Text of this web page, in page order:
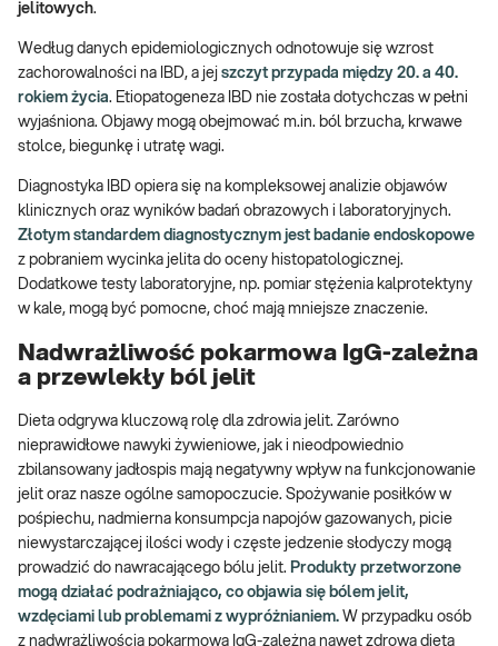
jelitowych.
Według danych epidemiologicznych odnotowuje się wzrost
zachorowalności na IBD, a jej szczyt przypada między 20. a 40.
rokiem życia. Etiopatogeneza IBD nie została dotychczas w pełni
wyjaśniona. Objawy mogą obejmować m.in. ból brzucha, krwawe
stolce, biegunkę i utratę wagi.
Diagnostyka IBD opiera się na kompleksowej analizie objawów
klinicznych oraz wyników badań obrazowych i laboratoryjnych.
Złotym standardem diagnostycznym jest badanie endoskopowe
z pobraniem wycinka jelita do oceny histopatologicznej.
Dodatkowe testy laboratoryjne, np. pomiar stężenia kalprotektyny
w kale, mogą być pomocne, choć mają mniejsze znaczenie.
Nadwrażliwość pokarmowa IgG-zależna
a przewlekły ból jelit
Dieta odgrywa kluczową rolę dla zdrowia jelit. Zarówno
nieprawidłowe nawyki żywieniowe, jak i nieodpowiednio
zbilansowany jadłospis mają negatywny wpływ na funkcjonowanie
jelit oraz nasze ogólne samopoczucie. Spożywanie posiłków w
pośpiechu, nadmierna konsumpcja napojów gazowanych, picie
niewystarczającej ilości wody i częste jedzenie słodyczy mogą
prowadzić do nawracającego bólu jelit. Produkty przetworzone
mogą działać podrażniająco, co objawia się bólem jelit,
wzdęciami lub problemami z wypróżnianiem. W przypadku osób
z nadwrażliwością pokarmową IgG-zależną nawet zdrowa dieta